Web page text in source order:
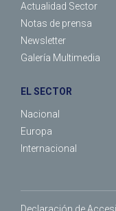
Actualidad Sector
Notas de prensa
Newsletter
Galería Multimedia
EL SECTOR
Nacional
Europa
Internacional